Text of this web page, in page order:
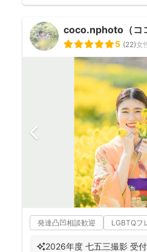
coco.nphoto（コ
5 (22)女
発達凸凹相談歓迎 LGBTQフ
✨2026年度 七五三撮影 受付中✨ 𖤣𖥧𖥣